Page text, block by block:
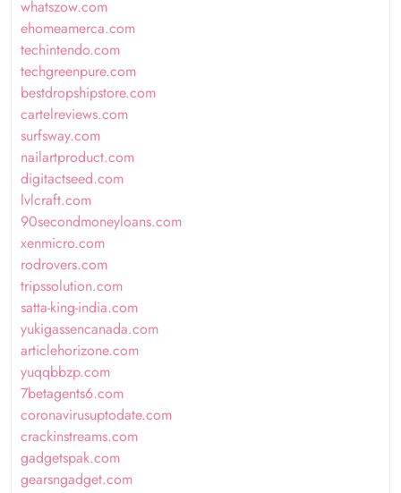
whatszow.com
ehomeamerca.com
techintendo.com
techgreenpure.com
bestdropshipstore.com
cartelreviews.com
surfsway.com
nailartproduct.com
digitactseed.com
lvlcraft.com
90secondmoneyloans.com
xenmicro.com
rodrovers.com
tripssolution.com
satta-king-india.com
yukigassencanada.com
articlehorizone.com
yuqqbbzp.com
7betagents6.com
coronavirusuptodate.com
crackinstreams.com
gadgetspak.com
gearsngadget.com